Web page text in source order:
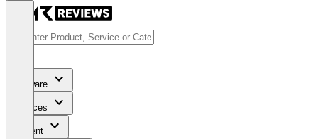
Software
Services
Content